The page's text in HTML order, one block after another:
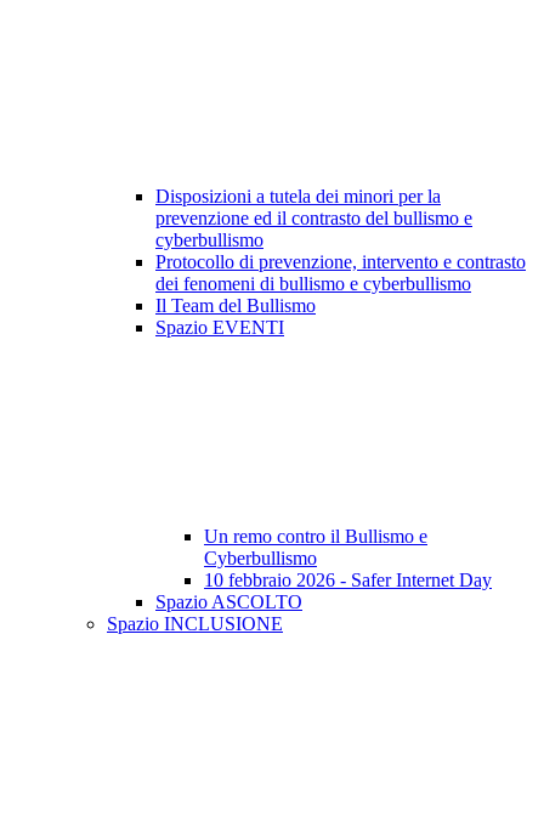
Disposizioni a tutela dei minori per la
prevenzione ed il contrasto del bullismo e
cyberbullismo
Protocollo di prevenzione, intervento e contrasto
dei fenomeni di bullismo e cyberbullismo
Il Team del Bullismo
Spazio EVENTI
Un remo contro il Bullismo e
Cyberbullismo
10 febbraio 2026 - Safer Internet Day
Spazio ASCOLTO
Spazio INCLUSIONE